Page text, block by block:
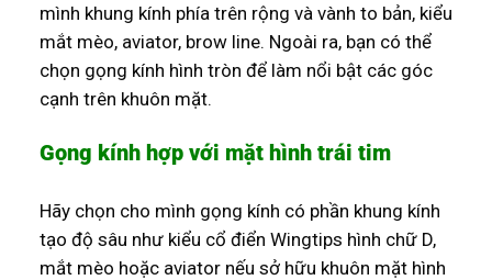
mình khung kính phía trên rộng và vành to bản, kiểu
mắt mèo, aviator, brow line. Ngoài ra, bạn có thể
chọn gọng kính hình tròn để làm nổi bật các góc
cạnh trên khuôn mặt.
Gọng kính hợp với mặt hình trái tim
Hãy chọn cho mình gọng kính có phần khung kính
tạo độ sâu như kiểu cổ điển Wingtips hình chữ D,
mắt mèo hoặc aviator nếu sở hữu khuôn mặt hình